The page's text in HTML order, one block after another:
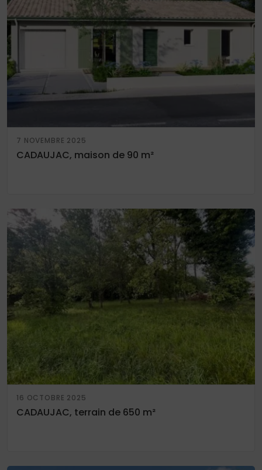
7 NOVEMBRE 2025
CADAUJAC, maison de 90 m²
16 OCTOBRE 2025
CADAUJAC, terrain de 650 m²